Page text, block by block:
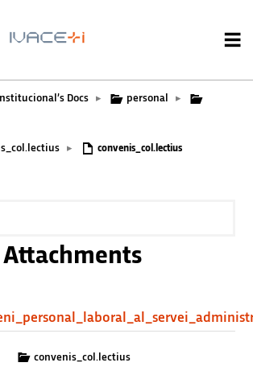
Docs ▸ personal ▸
▸ convenis_col.lectius
Attachments
convenis_col.lectius